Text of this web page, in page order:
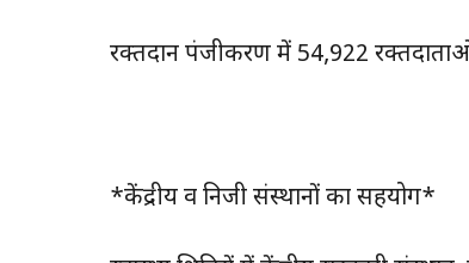
रक्तदान पंजीकरण में 54,922
*केंद्रीय व निजी संस्थानों का सहयोग*